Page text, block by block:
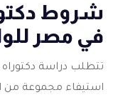
شروط
في مصر
تتطلب دراسة دكتوراه
استيفاء مجموعة من